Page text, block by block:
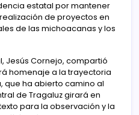
estatal por mantener
de proyectos en
de las michoacanas y los
Jesús Cornejo, compartió
homenaje a la trayectoria
que ha abierto camino al
de Tragaluz girará en
para la observación y la